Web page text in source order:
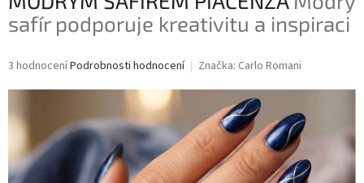
safír podporuje kreativitu a inspiraci
Průměrné
je
5,0
hvězdiček.
3 hodnoceníPodrobnosti hodnocení Značka: Carlo Romani